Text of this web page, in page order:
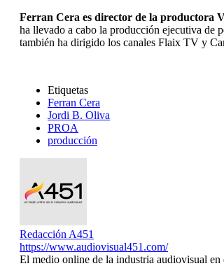
Ferran Cera es director de la productora
ha llevado a cabo la producción ejecutiva de
también ha dirigido los canales Flaix TV y
Etiquetas
Ferran Cera
Jordi B. Oliva
PROA
producción
Redacción A451
https://www.audiovisual451.com/
El medio online de la industria audiovisual en